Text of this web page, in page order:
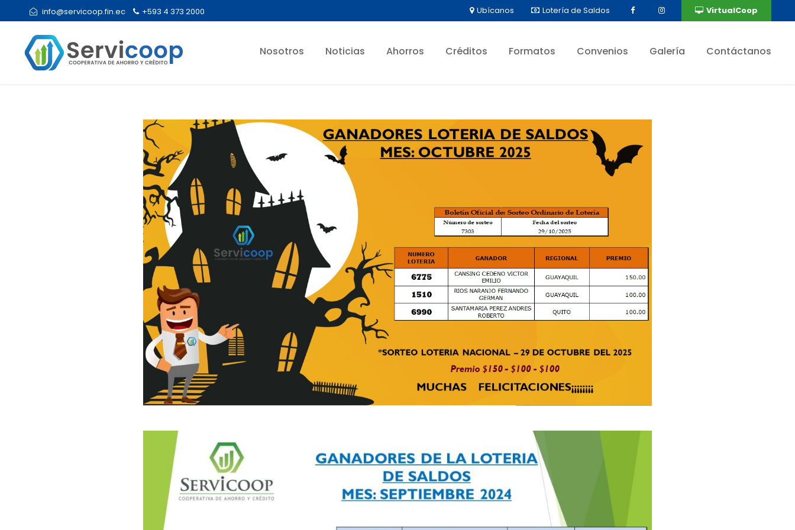
info@servicoop.fin.ec +593 4 373 2000 Ubícanos Lotería de Saldos VirtualCoop
Nosotros Noticias Ahorros Créditos Formatos Convenios Galería Contáctanos